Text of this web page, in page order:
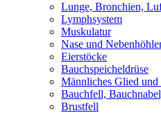
Lunge, Bronchien,
Lymphsystem
Muskulatur
Nase und
Eierstöcke
Bauchspeicheldrüse
Männliches Glied und
Bauchfell,
Brustfell